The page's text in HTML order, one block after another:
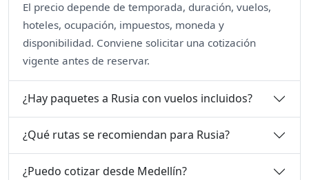
El precio depende de temporada, duración, vuelos,
hoteles, ocupación, impuestos, moneda y
disponibilidad. Conviene solicitar una cotización
vigente antes de reservar.
¿Hay paquetes a Rusia con vuelos incluidos?
¿Qué rutas se recomiendan para Rusia?
¿Puedo cotizar desde Medellín?